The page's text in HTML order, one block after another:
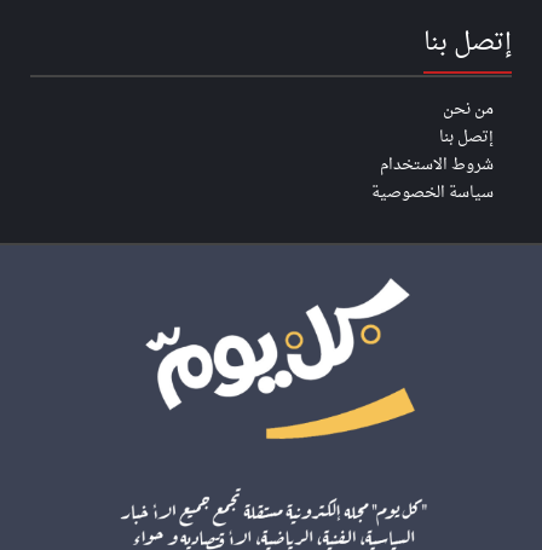
إتصل بنا
من نحن
إتصل بنا
شروط الاستخدام
سياسة الخصوصية